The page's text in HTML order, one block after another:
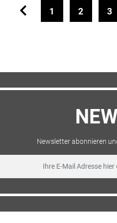
1 2 3
Newsletter abonnieren